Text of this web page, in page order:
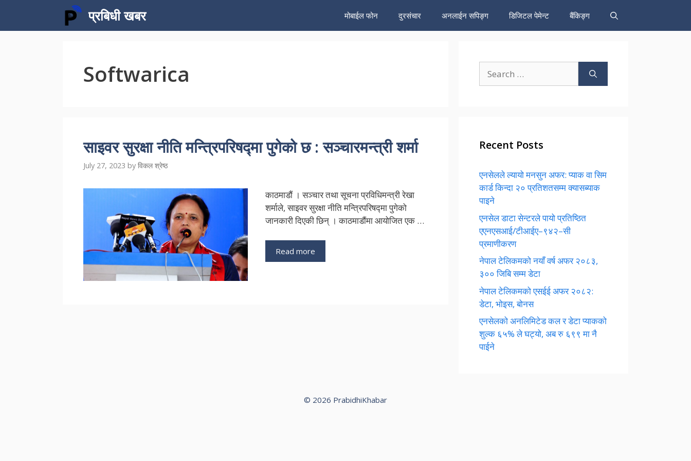
content
प्रबिधी खबर मोबाईल फोन दुरसंचार अनलाईन सपिङ्ग डिजिटल पेमेन्ट बैंकिङ्ग
Softwarica
साइवर सुरक्षा नीति मन्त्रिपरिषद्मा पुगेको छ : सञ्चारमन्त्री शर्मा
July 27, 2023 by विकल श्रेष्ठ
काठमाडौं । सञ्चार तथा सूचना प्रविधिमन्त्री रेखा
शर्माले, साइवर सुरक्षा नीति मन्त्रिपरिषद्मा पुगेको
जानकारी दिएकी छिन् । काठमाडौंमा आयोजित एक …
Read more
for:
Recent Posts
एनसेलले ल्यायो मनसुन अफर: प्याक वा सिम
कार्ड किन्दा २० प्रतिशतसम्म क्यासब्याक
पाइने
एनसेल डाटा सेन्टरले पायो प्रतिष्ठित
एएनएसआई/टीआईए–९४२–सी
प्रमाणीकरण
नेपाल टेलिकमको नयाँ वर्ष अफर २०८३,
३०० जिबि सम्म डेटा
नेपाल टेलिकमको एसईई अफर २०८२:
डेटा, भोइस, बोनस
एनसेलको अनलिमिटेड कल र डेटा प्याकको
शुल्क ६५% ले घट्यो, अब रु ६९९ मा नै
पाईने
© 2026 PrabidhiKhabar